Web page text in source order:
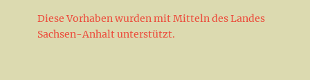
Diese Vorhaben wurden mit Mitteln des Landes
Sachsen-Anhalt unterstützt.